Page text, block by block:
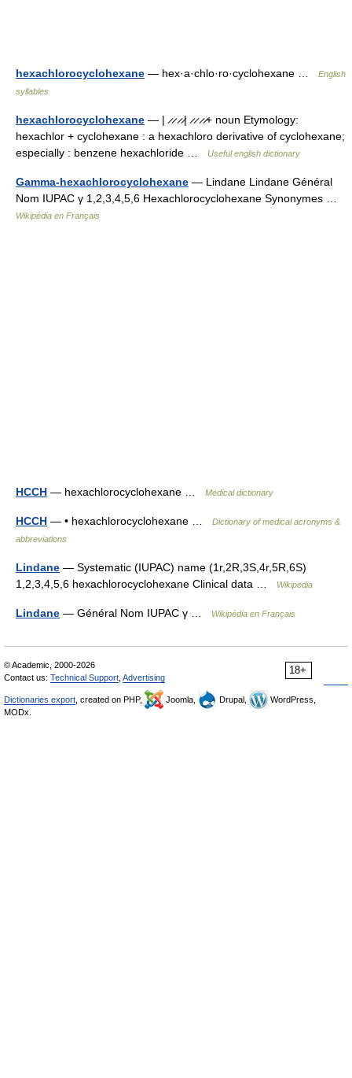
hexachlorocyclohexane — hex·a·chlo·ro·cyclohexane …
English
syllables
hexachlorocyclohexane — | ̷ ̷ ̷ ̷| ̷ ̷ ̷ ̷+ noun Etymology:
hexachlor + cyclohexane : a hexachloro derivative of cyclohexane;
especially : benzene hexachloride …
Useful english dictionary
Gamma-hexachlorocyclohexane — Lindane Lindane Général
Nom IUPAC γ 1,2,3,4,5,6 Hexachlorocyclohexane Synonymes …
Wikipédia en Français
HCCH — hexachlorocyclohexane … Medical dictionary
HCCH — • hexachlorocyclohexane …
Dictionary of medical acronyms &
abbreviations
Lindane — Systematic (IUPAC) name (1r,2R,3S,4r,5R,6S)
1,2,3,4,5,6 hexachlorocyclohexane Clinical data …
Wikipedia
Lindane — Général Nom IUPAC γ … Wikipédia en Français
18+
© Academic, 2000-2026
Contact us: Technical Support Advertising
Dictionaries export , created on PHP, Joomla, Drupal,
WordPress,
MODx.